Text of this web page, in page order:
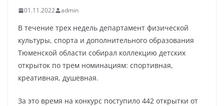
01.11.2022 admin
В течение трех недель департамент физической
культуры, спорта и дополнительного образования
Тюменской области собирал коллекцию детских
открыток по трем номинациям: спортивная,
креативная, душевная.
За это время на конкурс поступило 442 открытки от